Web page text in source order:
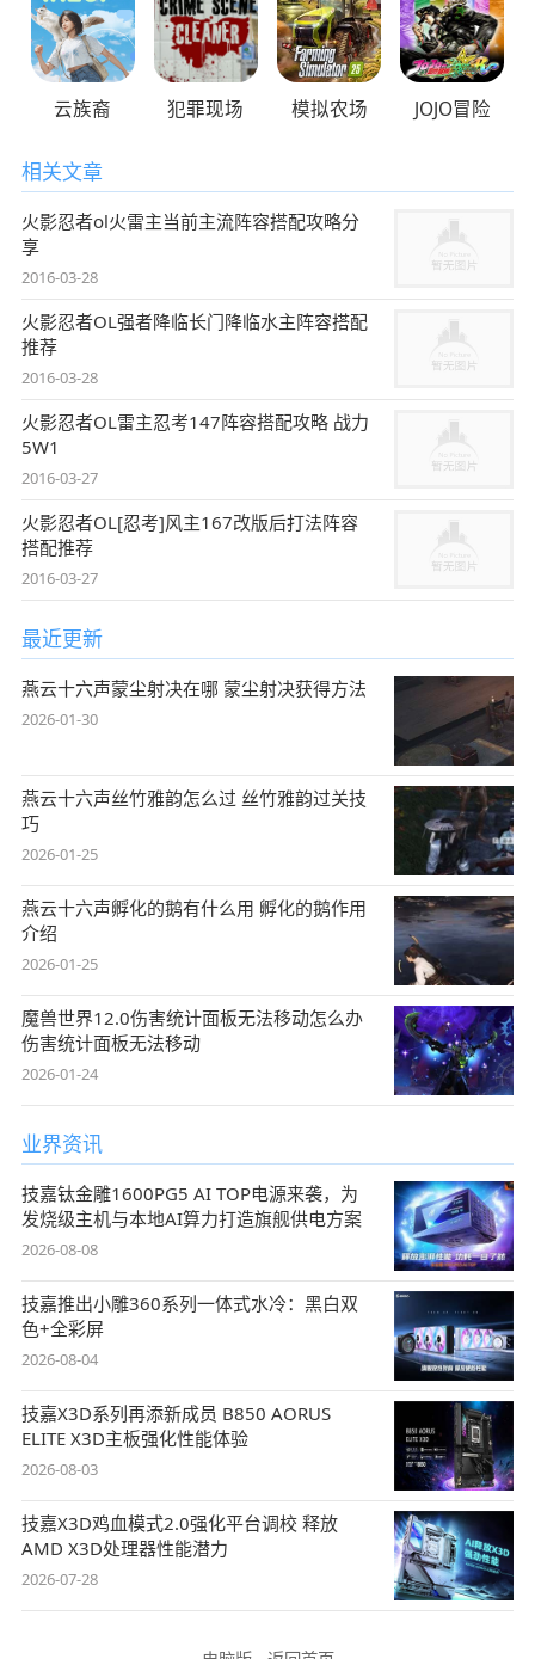
云族裔 犯罪现场 模拟农场 JOJO冒险
相关文章
火影忍者ol火雷主当前主流阵容搭配攻略分
享
2016-03-28
火影忍者OL强者降临长门降临水主阵容搭配
推荐
2016-03-28
火影忍者OL雷主忍考147阵容搭配攻略 战力
5W1
2016-03-27
火影忍者OL[忍考]风主167改版后打法阵容
搭配推荐
2016-03-27
最近更新
燕云十六声蒙尘射决在哪 蒙尘射决获得方法
2026-01-30
燕云十六声丝竹雅韵怎么过 丝竹雅韵过关技
巧
2026-01-25
燕云十六声孵化的鹅有什么用 孵化的鹅作用
介绍
2026-01-25
魔兽世界12.0伤害统计面板无法移动怎么办
伤害统计面板无法移动
2026-01-24
业界资讯
技嘉钛金雕1600PG5 AI TOP电源来袭，为
发烧级主机与本地AI算力打造旗舰供电方案
2026-08-08
技嘉推出小雕360系列一体式水冷：黑白双
色+全彩屏
2026-08-04
技嘉X3D系列再添新成员 B850 AORUS
ELITE X3D主板强化性能体验
2026-08-03
技嘉X3D鸡血模式2.0强化平台调校 释放
AMD X3D处理器性能潜力
2026-07-28